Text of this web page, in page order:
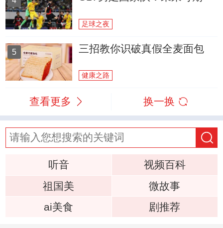
足球之夜
5 三招教你识破真假全麦面包
健康之路
查看更多 换一换
听音
视频百科
祖国美
微故事
ai美食
剧推荐